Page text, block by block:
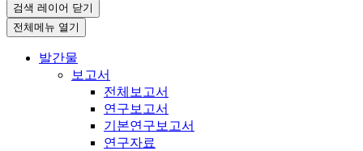
검색 레이어 닫기
전체메뉴 열기
발간물
보고서
전체보고서
연구보고서
기본연구보고서
연구자료